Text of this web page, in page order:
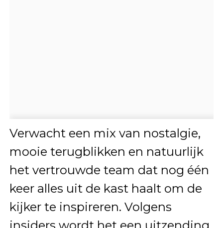
Verwacht een mix van nostalgie,
mooie terugblikken en natuurlijk
het vertrouwde team dat nog één
keer alles uit de kast haalt om de
kijker te inspireren. Volgens